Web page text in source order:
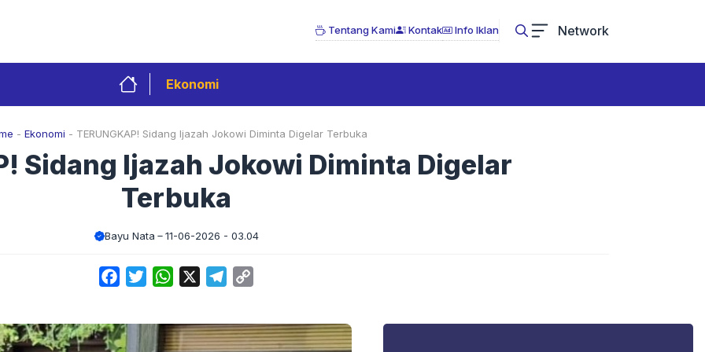
Tentang Kami Kontak Info Iklan Network
Ekonomi
- Ekonomi - TERUNGKAP! Sidang Ijazah Jokowi Diminta Digelar Terbuka
Sidang Ijazah Jokowi Diminta Digelar
Terbuka
Bayu Nata 11-06-2026 - 03.04
FacebookTwitterWhatsApp Telegram